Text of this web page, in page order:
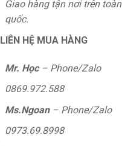
Giao hàng tận nơi trên toàn
quốc.
LIÊN HỆ MUA HÀNG
Mr. Học– Phone/Zalo
0869.972.588
Ms.Ngoan– Phone/Zalo
0973.69.8998